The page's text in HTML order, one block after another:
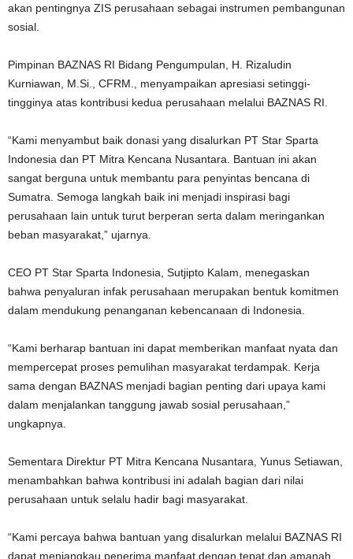
akan pentingnya ZIS perusahaan sebagai instrumen pembangunan
sosial.
Pimpinan BAZNAS RI Bidang Pengumpulan, H. Rizaludin
Kurniawan, M.Si., CFRM., menyampaikan apresiasi setinggi-
tingginya atas kontribusi kedua perusahaan melalui BAZNAS RI.
“Kami menyambut baik donasi yang disalurkan PT Star Sparta
Indonesia dan PT Mitra Kencana Nusantara. Bantuan ini akan
sangat berguna untuk membantu para penyintas bencana di
Sumatra. Semoga langkah baik ini menjadi inspirasi bagi
perusahaan lain untuk turut berperan serta dalam meringankan
beban masyarakat,” ujarnya.
CEO PT Star Sparta Indonesia, Sutjipto Kalam, menegaskan
bahwa penyaluran infak perusahaan merupakan bentuk komitmen
dalam mendukung penanganan kebencanaan di Indonesia.
“Kami berharap bantuan ini dapat memberikan manfaat nyata dan
mempercepat proses pemulihan masyarakat terdampak. Kerja
sama dengan BAZNAS menjadi bagian penting dari upaya kami
dalam menjalankan tanggung jawab sosial perusahaan,”
ungkapnya.
Sementara Direktur PT Mitra Kencana Nusantara, Yunus Setiawan,
menambahkan bahwa kontribusi ini adalah bagian dari nilai
perusahaan untuk selalu hadir bagi masyarakat.
“Kami percaya bahwa bantuan yang disalurkan melalui BAZNAS RI
dapat menjangkau penerima manfaat dengan tepat dan amanah.